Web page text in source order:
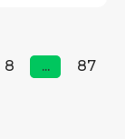
8 ... 87